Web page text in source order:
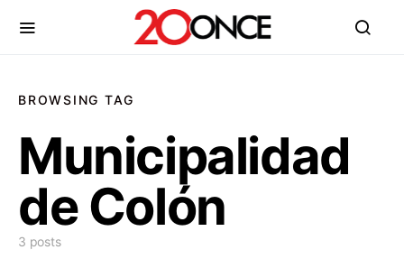
BROWSING TAG
Municipalidad
de Colón
3 posts